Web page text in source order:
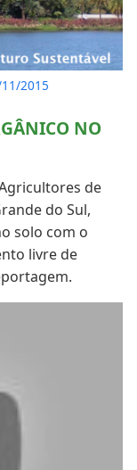
2015
NO
de
do Sul,
solo com o
livre de